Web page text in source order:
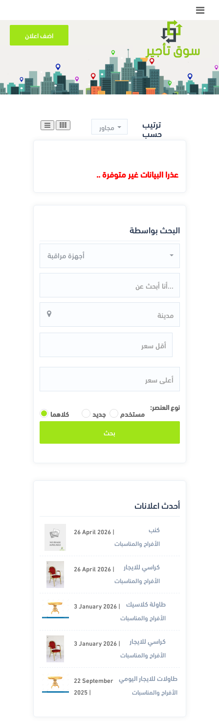
اضف اعلان
مجاور ترتيب
حسب
عذرا البيانات غير متوفرة ..
البحث بواسطة
أجهزة مراقبة
نوع العنصر:
كلاهما جديد
مستخدم
بحث
أحدث اعلانات
كنب 26 April 2026|
الأفراح والمناسبات
كراسي للايجار 26 April 2026|
الأفراح والمناسبات
طاولة كلاسيك 3 January 2026|
الأفراح والمناسبات
كراسي للايجار 3 January 2026|
الأفراح والمناسبات
طاولات للايجار اليومي
22 September
2025| الأفراح والمناسبات